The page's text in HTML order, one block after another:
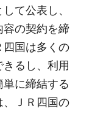
て公表し、
容の契約を締
四国は多くの
るし、利用
に締結する
、ＪＲ四国の